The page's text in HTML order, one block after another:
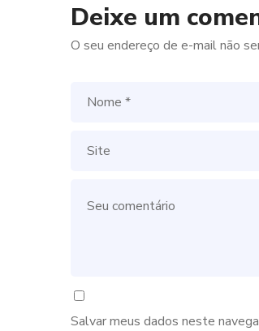
Deixe um
O seu endereço de e-mail não
Salvar meus dados neste